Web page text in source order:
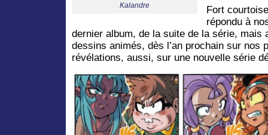
Kalandre
Fort
répondu à
dernier album, de la suite de la série, mais
dessins animés, dès l’an prochain sur nos
révélations, aussi, sur une nouvelle série